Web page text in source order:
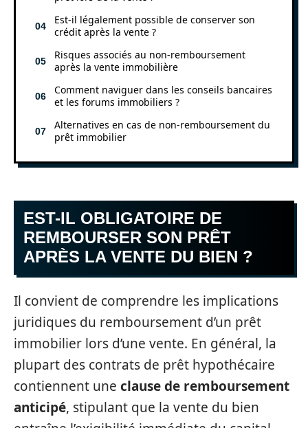
Est-il légalement possible de conserver son
crédit après la vente ?
Risques associés au non-remboursement
après la vente immobilière
Comment naviguer dans les conseils bancaires
et les forums immobiliers ?
Alternatives en cas de non-remboursement du
prêt immobilier
EST-IL OBLIGATOIRE DE
REMBOURSER SON PRÊT
APRÈS LA VENTE DU BIEN ?
Il convient de comprendre les implications
juridiques du remboursement d’un prêt
immobilier lors d’une vente. En général, la
plupart des contrats de prêt hypothécaire
contiennent une clause de remboursement
anticipé, stipulant que la vente du bien